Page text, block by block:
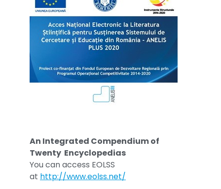
An Integrated Compendium of
Twenty Encyclopedias
You can access EOLSS
at http://www.eolss.net/